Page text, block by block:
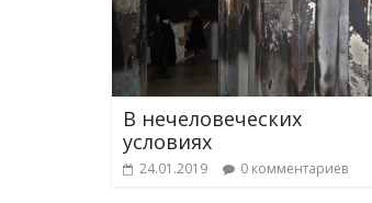
В нечеловеческих
условиях
24.01.2019 0 комментариев